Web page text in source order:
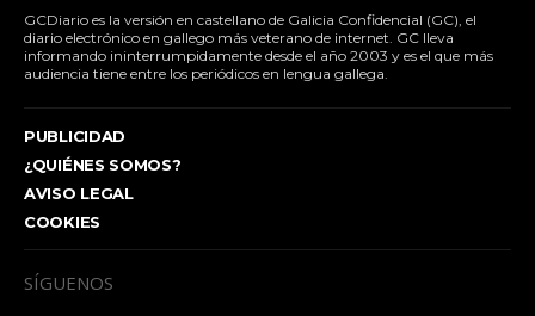
GCDiario es la versión en castellano de Galicia Confidencial (GC), el
diario electrónico en gallego más veterano de internet. GC lleva
informando ininterrumpidamente desde el año 2003 y es el que más
audiencia tiene entre los periódicos en lengua gallega.
PUBLICIDAD
¿QUIÉNES SOMOS?
AVISO LEGAL
COOKIES
SÍGUENOS